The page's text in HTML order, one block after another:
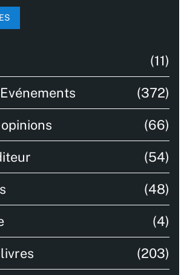
(11)
(372)
(66)
(54)
(48)
(4)
(203)